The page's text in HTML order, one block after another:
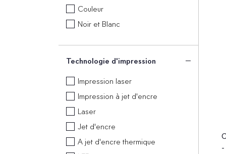
Couleur
Noir et Blanc
Technologie d'impression
Impression laser
Impression à jet d'encre
Laser
Jet d'encre
A jet d'encre thermique
-